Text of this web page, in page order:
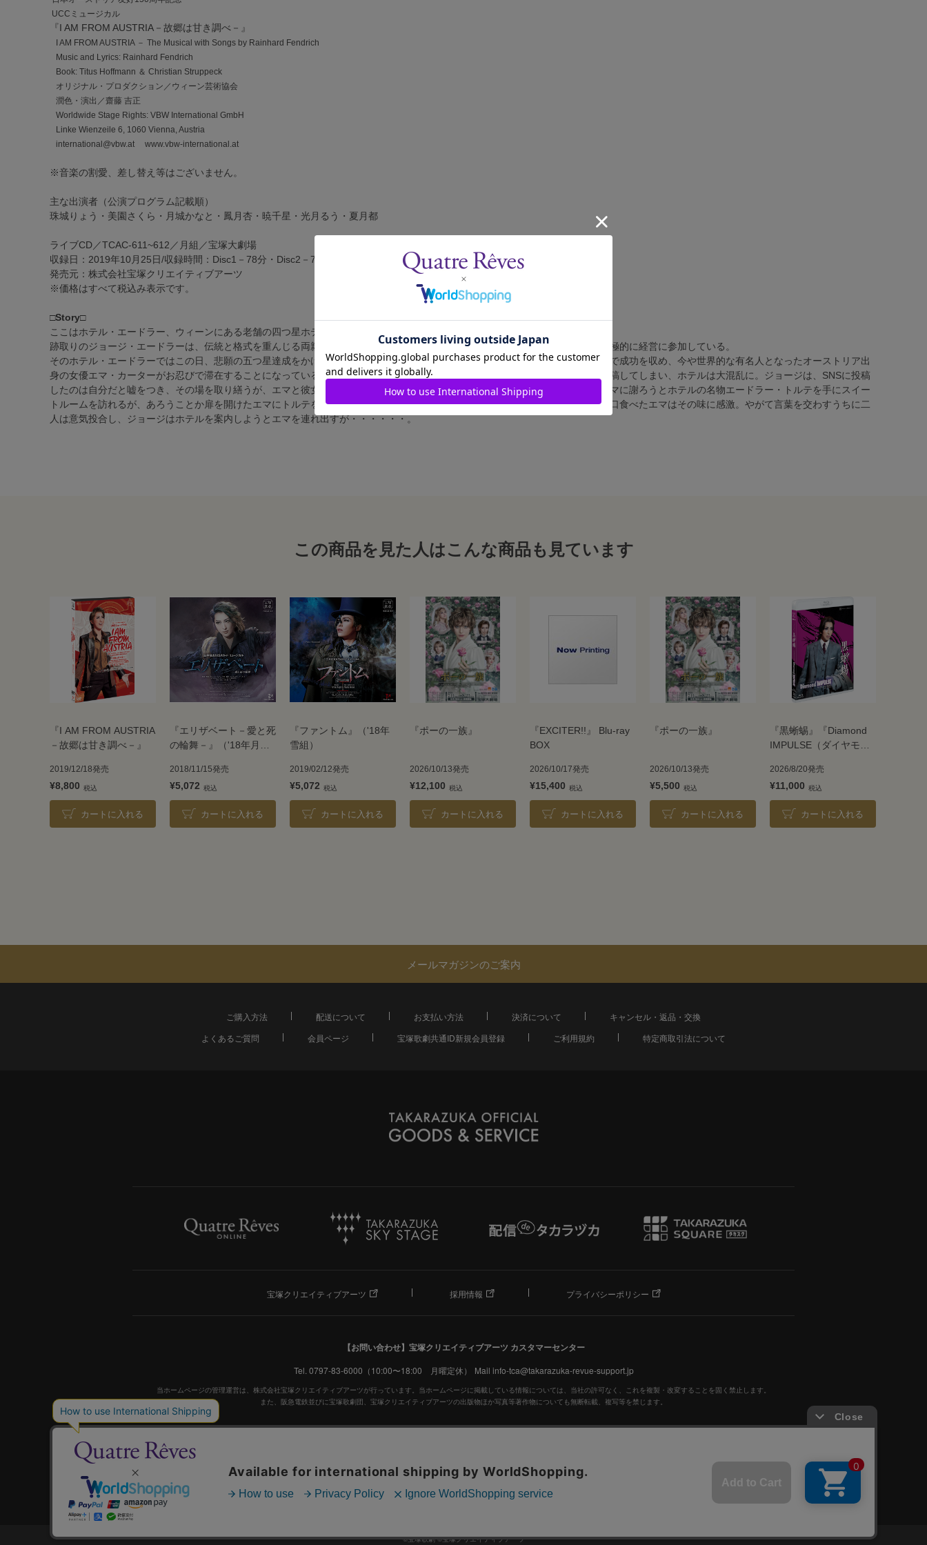
UCCミュージカル
『I AM FROM AUSTRIA－故郷は甘き調べ－』
I AM FROM AUSTRIA － The Musical with Songs by Rainhard Fendrich
Music and Lyrics: Rainhard Fendrich
Book: Titus Hoffmann ＆ Christian Struppeck
オリジナル・プロダクション／ウィーン芸術協会
潤色・演出／齋藤 吉正
Worldwide Stage Rights: VBW International GmbH
Linke Wienzeile 6, 1060 Vienna, Austria
international@vbw.at www.vbw-international.at
※音楽の割愛、差し替え等はございません。
主な出演者（公演プログラム記載順）
珠城りょう・美園さくら・月城かなと・鳳月杏・暁千星・光月るう・夏月都
ライブCD／TCAC-611~612／月組／宝塚大劇場
収録日：2019年10月25日/収録時間：Disc1－78分・Disc2－76分
発売元：株式会社宝塚クリエイティブアーツ
※価格はすべて税込み表示です。
□Story□
ここはホテル・エードラー、ウィーンにある老舗の四つ星ホテル―――。
跡取りのジョージ・エードラーは、伝統と格式を重んじる両親に対して、今の時代に合わせた改革を進めていくべきだと考え、積極的に経営に参加している。
そのホテル・エードラーではこの日、悲願の五つ星達成をかけた大物ゲストを迎える準備が進められていた。なんと、ハリウッドで成功を収め、今や世界的な有名人となったオーストリア出
身の女優エマ・カーターがお忍びで滞在することになっているのだ。しかし、このトップシークレットを一人の従業員がSNSに投稿してしまい、ホテルは大混乱に。ジョージは、SNSに投稿
したのは自分だと嘘をつき、その場を取り繕うが、エマと彼女のマネージャー、リチャードの怒りは収まらない。ジョージは、エマに謝ろうとホテルの名物エードラー・トルテを手にスイー
トルームを訪れるが、あろうことか扉を開けたエマにトルテをぶつけてしまう。彼女の苛立ちは頂点に達するが・・・トルテを一口食べたエマはその味に感激。やがて言葉を交わすうちに二
人は意気投合し、ジョージはホテルを案内しようとエマを連れ出すが・・・・・・。
この商品を見た人はこんな商品も見ています
『I AM FROM AUSTRIA
－故郷は甘き調べ－』
2019/12/18発売
¥8,800
カートに入れる
『エリザベート－愛と死
の輪舞－』（'18年月
2018/11/15発売
¥5,072
カートに入れる
『ファントム』（'18年
雪組）
2019/02/12発売
¥5,072
カートに入れる
『ポーの一族』
2026/10/13発売
¥12,100
カートに入れる
『EXCITER!!』 Blu-ray
BOX
2026/10/17発売
¥15,400
カートに入れる
『ポーの一族』
2026/10/13発売
¥5,500
カートに入れる
『黒蜥蜴』『Diamond
IMPULSE（ダイヤモン
2026/8/20発売
¥11,000
カートに入れる
メールマガジンのご案内
ご購入方法 配送について お支払い方法 決済について
キャンセル・返品・交換
よくあるご質問
会員ページ 宝塚歌劇共通ID新規会員登録 ご利用規約 特定商取引法について
宝塚クリエイティブアーツ 採用情報 プライバシーポリシー
【お問い合わせ】 宝塚クリエイティブアーツ カスタマーセンター
Tel. 0797-83-6000（10:00〜18:00 月曜定休） Mail info-tca@takarazuka-revue-support.jp
当ホームページの管理運営は、株式会社宝塚クリエイティブアーツが行っています。当ホームページに掲載している情報については、当社の許可なく、これを複製・改変することを固く禁止します。
また、阪急電鉄並びに宝塚歌劇団、宝塚クリエイティブアーツの出版物ほか写真等著作物についても無断転載、複写等を禁じます。
JASRAC許諾番号：S0507081515
JASRAC許諾番号：9009941002Y45040
©宝塚歌劇 ©宝塚クリエイティブアーツ